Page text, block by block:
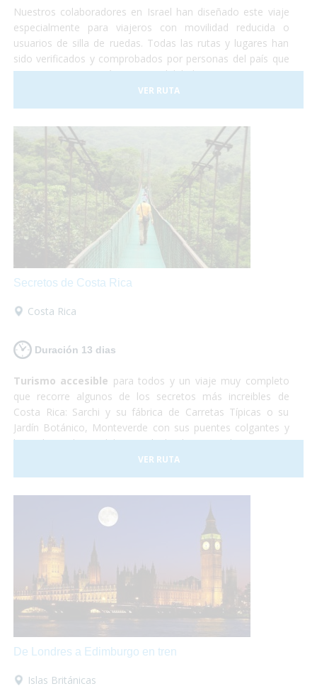
Nuestros colaboradores en Israel han diseñado este viaje
especialmente para viajeros con movilidad reducida o
usuarios de silla de ruedas. Todas las rutas y lugares han
sido verificados y comprobados por personas del país que
nos garantizan su máxima accesibilidad!
VER RUTA
Secretos de Costa Rica
Costa Rica
Duración 13 dias
Turismo accesible para todos y un viaje muy completo
que recorre algunos de los secretos más increibles de
Costa Rica: Sarchi y su fábrica de Carretas Típicas o su
Jardín Botánico, Monteverde con sus puentes colgantes y
lugar de residencia del Quetzal, el Volcan Arenal y sus aguas
termales, Sarapiqui con su naturaleza y el tour del
chocolate para terminar relajándonos en las playas de
VER RUTA
De Londres a Edimburgo en tren
Islas Británicas